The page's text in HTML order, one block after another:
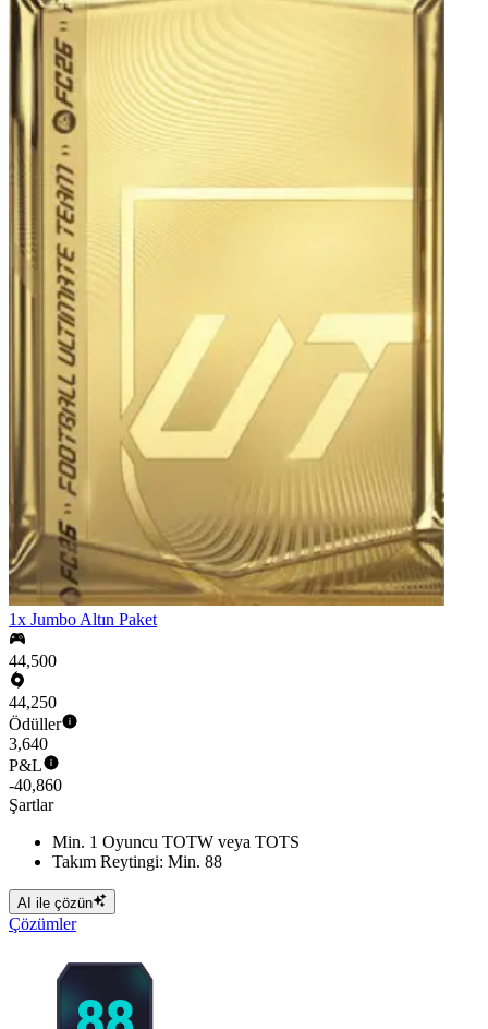
1x Jumbo Altın Paket
44,500
44,250
Ödüller
3,640
P&L
-40,860
Şartlar
Min. 1 Oyuncu TOTW veya TOTS
Takım Reytingi: Min. 88
AI ile çözün
Çözümler